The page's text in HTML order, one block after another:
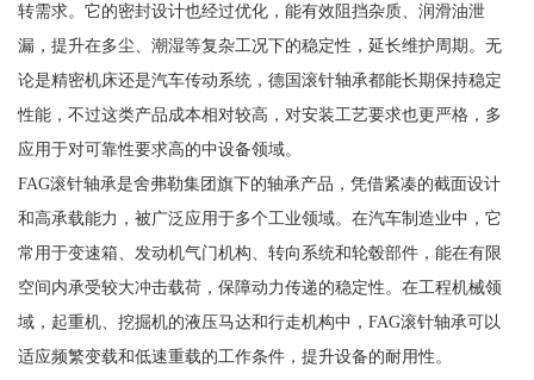
转需求。它的密封设计也经过优化，能有效阻挡杂质、润滑油泄
漏，提升在多尘、潮湿等复杂工况下的稳定性，延长维护周期。无
论是精密机床还是汽车传动系统，德国滚针轴承都能长期保持稳定
性能，不过这类产品成本相对较高，对安装工艺要求也更严格，多
应用于对可靠性要求高的中设备领域。
FAG滚针轴承是舍弗勒集团旗下的轴承产品，凭借紧凑的截面设计
和高承载能力，被广泛应用于多个工业领域。在汽车制造业中，它
常用于变速箱、发动机气门机构、转向系统和轮毂部件，能在有限
空间内承受较大冲击载荷，保障动力传递的稳定性。在工程机械领
域，起重机、挖掘机的液压马达和行走机构中，FAG滚针轴承可以
适应频繁变载和低速重载的工作条件，提升设备的耐用性。